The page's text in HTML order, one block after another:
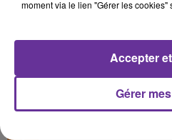
LA CHRONIQUE DE
moment via le lien "Gérer les
Gérer
Accepter